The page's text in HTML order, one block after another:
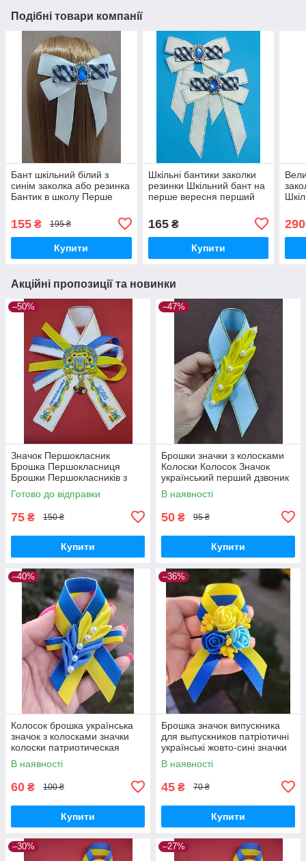
Подібні товари компанії
Бант шкільний білий з
синім заколка або резинка
Бантик в школу Перше
Бантики шкільні
155 ₴ 195 ₴
Купити
Шкільні бантики заколки
резинки Шкільний бант на
перше вересня перший
165₴
Купити
290
Акційні пропозиції та новинки
–50%
Значок Першокласник
Брошка Першокласниця
Брошки Першокласників з
дзвіночком
Готово до відправки
75 ₴ 150 ₴
Купити
–47%
Брошки значки з колосками
Колоски Колосок Значок
український перший дзвоник
перший клас для
першокласників
В наявності
50 ₴ 95 ₴
Купити
–40%
Колосок брошка українська
значок з колосками значки
колоски патриотическая
одежда значок ручна робота
якість
В наявності
60 ₴ 100 ₴
Купити
–36%
Брошка значок випускника
для выпускников патріотичні
українські жовто-сині значки
України Брошки брошь 40 грн
В наявності
45 ₴ 70 ₴
Купити
–30% –27%